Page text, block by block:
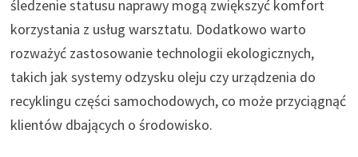
śledzenie statusu naprawy mogą zwiększyć komfort
korzystania z usług warsztatu. Dodatkowo warto
rozważyć zastosowanie technologii ekologicznych,
takich jak systemy odzysku oleju czy urządzenia do
recyklingu części samochodowych, co może przyciągnąć
klientów dbających o środowisko.